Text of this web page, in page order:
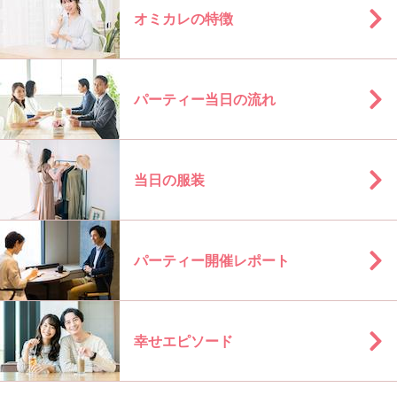
オミカレの特徴
パーティー当日の流れ
当日の服装
パーティー開催レポート
幸せエピソード